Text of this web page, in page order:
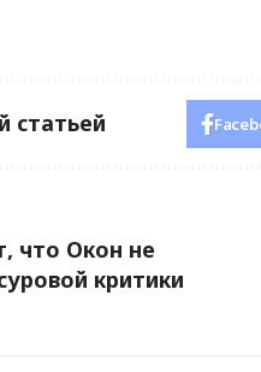
статьей
что Окон не
критики